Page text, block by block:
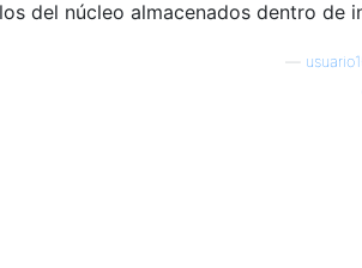
del núcleo almacenados dentro de